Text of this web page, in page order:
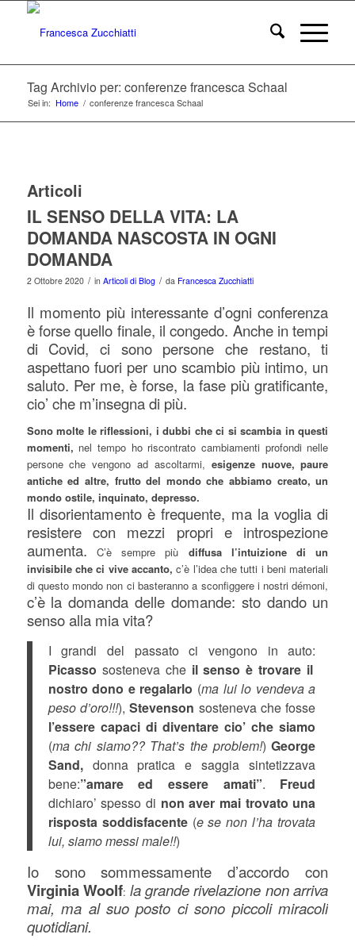
Tag Archivio per: conferenze francesca Schaal
Sei in: Home / conferenze francesca Schaal
Articoli
IL SENSO DELLA VITA: LA
DOMANDA NASCOSTA IN OGNI
DOMANDA
2 Ottobre 2020 / in Articoli di Blog / da Francesca Zucchiatti
Il momento più interessante d’ogni conferenza
è forse quello finale, il congedo. Anche in tempi
di Covid, ci sono persone che restano, ti
aspettano fuori per uno scambio più intimo, un
saluto. Per me, è forse, la fase più gratificante,
cio’ che m’insegna di più.
Sono molte le riflessioni, i dubbi che ci si scambia in questi
momenti, nel tempo ho riscontrato cambiamenti profondi nelle
persone che vengono ad ascoltarmi, esigenze nuove, paure
antiche ed altre, frutto del mondo che abbiamo creato, un
mondo ostile, inquinato, depresso.
Il disorientamento è frequente, ma la voglia di
resistere con mezzi propri e introspezione
aumenta. C’è sempre più diffusa l’intuizione di un
invisibile che ci vive accanto, c’è l’idea che tutti i beni materiali
di questo mondo non ci basteranno a sconfiggere i nostri démoni,
c’è la domanda delle domande: sto dando un
senso alla mia vita?
I grandi del passato ci vengono in auto:
Picasso sosteneva che il senso è trovare il
nostro dono e regalarlo (ma lui lo vendeva a
peso d’oro!!!),Stevenson sosteneva che fosse
l’essere capaci di diventare cio’ che siamo
(ma chi siamo?? That’s the problem!)George
Sand,donna pratica e saggia sintetizzava
bene:”amare ed essere amati”. Freud
dichiaro’ spesso di non aver mai trovato una
risposta soddisfacente(e se non l’ha trovata
lui, siamo messi male!!)
Io sono sommessamente d’accordo con
Virginia Woolf: la grande rivelazione non arriva
mai, ma al suo posto ci sono piccoli miracoli
quotidiani.